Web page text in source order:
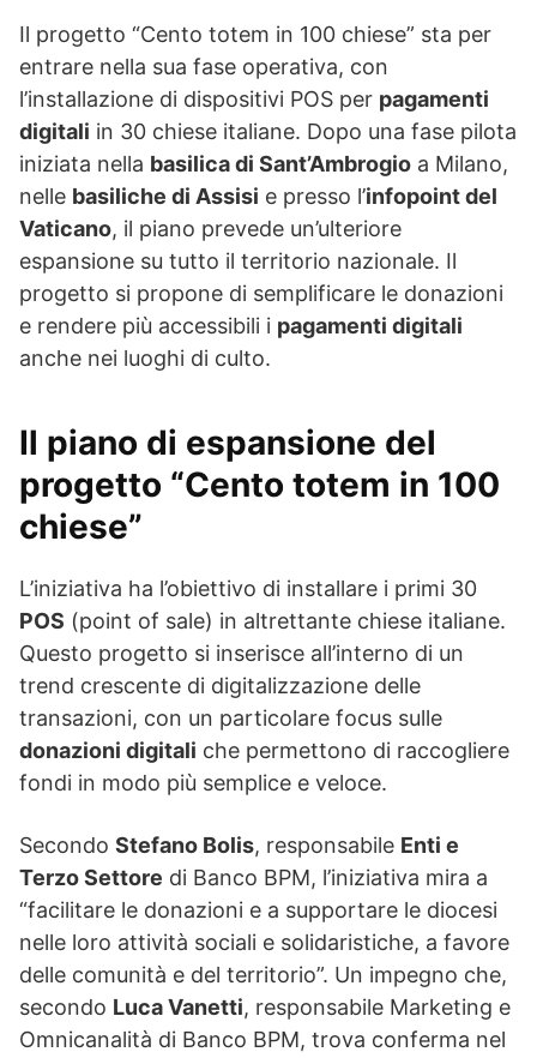
Il progetto “Cento totem in 100 chiese” sta per
entrare nella sua fase operativa, con
l’installazione di dispositivi POS per pagamenti
digitali in 30 chiese italiane. Dopo una fase pilota
iniziata nella basilica di Sant’Ambrogio a Milano,
nelle basiliche di Assisi e presso l’infopoint del
Vaticano, il piano prevede un’ulteriore
espansione su tutto il territorio nazionale. Il
progetto si propone di semplificare le donazioni
e rendere più accessibili i pagamenti digitali
anche nei luoghi di culto.
Il piano di espansione del
progetto “Cento totem in 100
chiese”
L’iniziativa ha l’obiettivo di installare i primi 30
POS (point of sale) in altrettante chiese italiane.
Questo progetto si inserisce all’interno di un
trend crescente di digitalizzazione delle
transazioni, con un particolare focus sulle
donazioni digitali che permettono di raccogliere
fondi in modo più semplice e veloce.
Secondo Stefano Bolis, responsabile Enti e
Terzo Settore di Banco BPM, l’iniziativa mira a
“facilitare le donazioni e a supportare le diocesi
nelle loro attività sociali e solidaristiche, a favore
delle comunità e del territorio”. Un impegno che,
secondo Luca Vanetti, responsabile Marketing e
Omnicanalità di Banco BPM, trova conferma nel